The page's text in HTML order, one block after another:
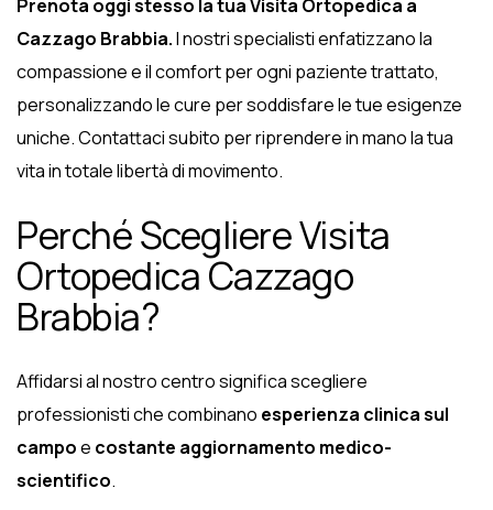
Prenota oggi stesso la tua Visita Ortopedica a
Cazzago Brabbia.I nostri specialisti enfatizzano la
compassione e il comfort per ogni paziente trattato,
personalizzando le cure per soddisfare le tue esigenze
uniche. Contattaci subito per riprendere in mano la tua
vita in totale libertà di movimento.
Perché Scegliere Visita
Ortopedica Cazzago
Brabbia?
Affidarsi al nostro centro significa scegliere
professionisti che combinano esperienza clinica sul
campoe costante aggiornamento medico-
scientifico.